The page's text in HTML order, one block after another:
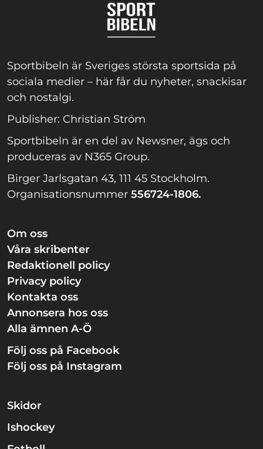
Sportbibeln är Sveriges största sportsida på
sociala medier – här får du nyheter, snackisar
och nostalgi.
Publisher: Christian Ström
Sportbibeln är en del av Newsner, ägs och
produceras av N365 Group.
Birger Jarlsgatan 43, 111 45 Stockholm.
Organisationsnummer 556724-1806.
Om oss
Våra skribenter
Redaktionell policy
Privacy policy
Kontakta oss
Annonsera hos oss
Alla ämnen A-Ö
Följ oss på Facebook
Följ oss på Instagram
Skidor
Ishockey